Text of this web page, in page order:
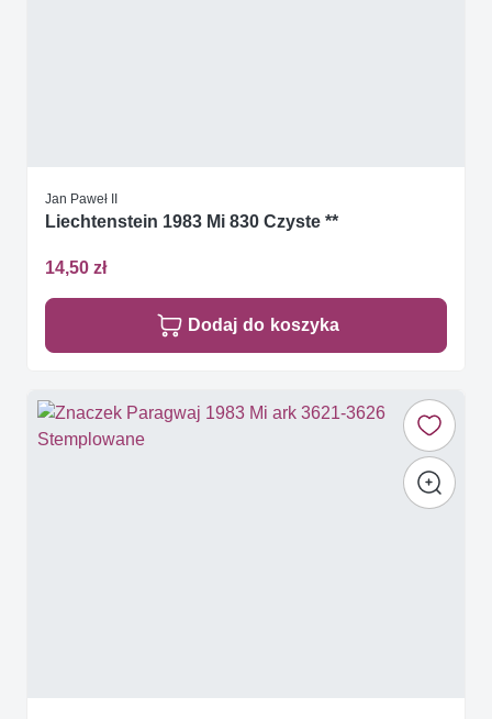
Jan Paweł II
Liechtenstein 1983 Mi 830 Czyste **
14,50 zł
Dodaj do koszyka